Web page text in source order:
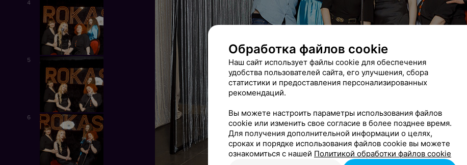
Обработка файлов cookie
Наш сайт использует файлы cookie для обеспечения
удобства пользователей сайта, его улучшения, сбора
статистики и предоставления персонализированных
рекомендаций.
Вы можете настроить параметры использования файлов
cookie или изменить свое согласие в более позднее время.
Для получения дополнительной информации о целях,
сроках и порядке использования файлов cookie вы можете
ознакомиться с нашей Политикой обработки файлов cookie